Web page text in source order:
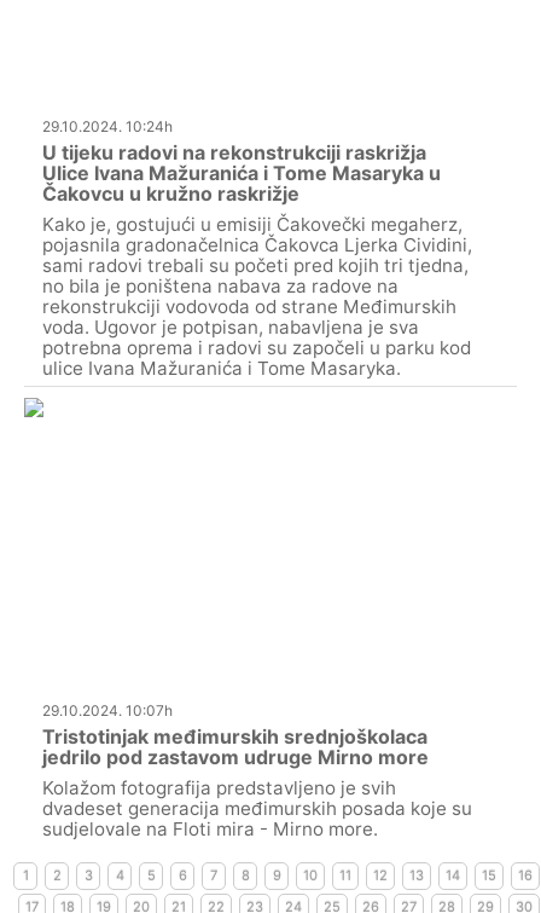
29.10.2024. 10:24h
U tijeku radovi na rekonstrukciji raskrižja
Ulice Ivana Mažuranića i Tome Masaryka u
Čakovcu u kružno raskrižje
Kako je, gostujući u emisiji Čakovečki megaherz,
pojasnila gradonačelnica Čakovca Ljerka Cividini,
sami radovi trebali su početi pred kojih tri tjedna,
no bila je poništena nabava za radove na
rekonstrukciji vodovoda od strane Međimurskih
voda. Ugovor je potpisan, nabavljena je sva
potrebna oprema i radovi su započeli u parku kod
ulice Ivana Mažuranića i Tome Masaryka.
29.10.2024. 10:07h
Tristotinjak međimurskih srednjoškolaca
jedrilo pod zastavom udruge Mirno more
Kolažom fotografija predstavljeno je svih
dvadeset generacija međimurskih posada koje su
sudjelovale na Floti mira - Mirno more.
1 2 3 4 5 6 7 8 9 10 11 12 13 14 15
16
17
18 19 20 21 22 23 24 25 26 27 28 29 30